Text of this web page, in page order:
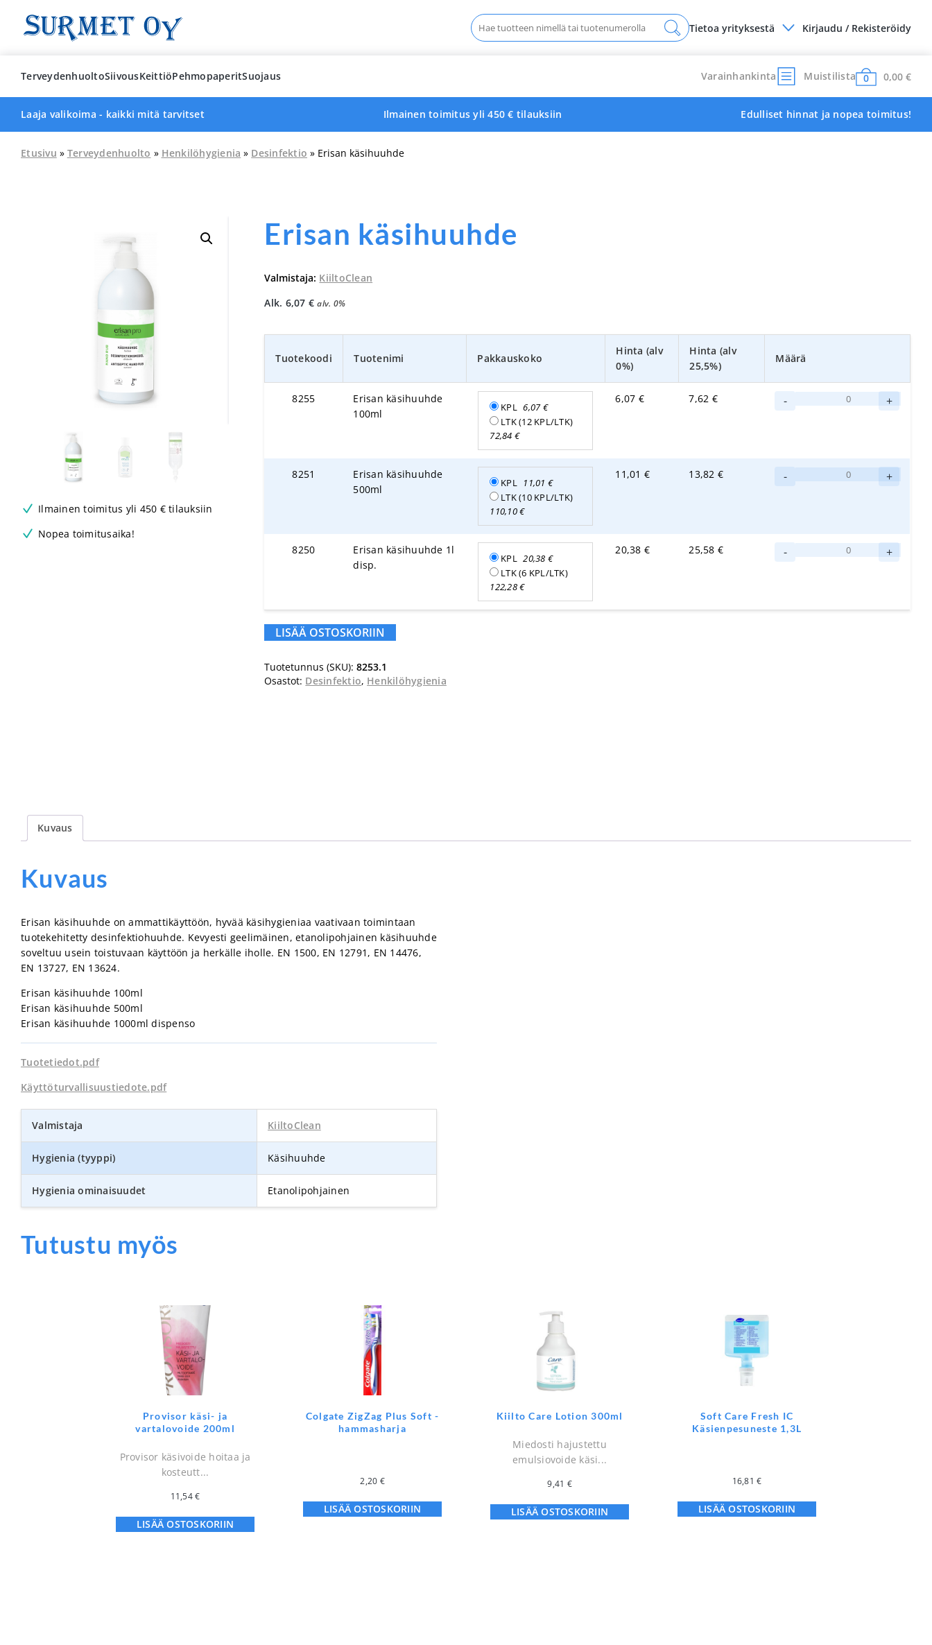
content
Haku:
Tietoa yrityksestä
Kirjaudu / Rekisteröidy
TerveydenhuoltoSiivousKeittiöPehmopaperitSuojaus Varainhankinta Muistilista 0 0,00 €
Laaja valikoima - kaikki mitä tarvitset Ilmainen toimitus yli 450 € tilauksiin Edulliset hinnat ja nopea toimitus!
Etusivu » Terveydenhuolto » Henkilöhygienia » Desinfektio » Erisan käsihuuhde
Ilmainen toimitus yli 450 € tilauksiin
Nopea toimitusaika!
Erisan käsihuuhde
Valmistaja: KiiltoClean
Alk. 6,07 € alv. 0%
Tuotekoodi Tuotenimi Pakkauskoko
Hinta (alv
0%)
Hinta (alv
25,5%)
Määrä
8255
Erisan käsihuuhde
100ml
KPL 6,07€
LTK (12 KPL/LTK)
72,84 €
6,07 € 7,62 € - +
8251
Erisan käsihuuhde
500ml
KPL 11,01 €
LTK (10 KPL/LTK)
110,10€
11,01 € 13,82 € - +
8250
Erisan käsihuuhde 1l
disp.
KPL 20,38 €
LTK (6 KPL/LTK)
122,28€
20,38 € 25,58 € -
määrä
+
LISÄÄ OSTOSKORIIN
Tuotetunnus (SKU):8253.1
Osastot: Desinfektio, Henkilöhygienia
Kuvaus
Kuvaus
Erisan käsihuuhde on ammattikäyttöön, hyvää käsihygieniaa vaativaan toimintaan
tuotekehitetty desinfektiohuuhde. Kevyesti geelimäinen, etanolipohjainen käsihuuhde
soveltuu usein toistuvaan käyttöön ja herkälle iholle. EN 1500, EN 12791, EN 14476,
EN 13727, EN 13624.
Erisan käsihuuhde 100ml
Erisan käsihuuhde 500ml
Erisan käsihuuhde 1000ml dispenso
Tuotetiedot.pdf
Käyttöturvallisuustiedote.pdf
Valmistaja KiiltoClean
Hygienia (tyyppi) Käsihuuhde
Hygienia ominaisuudet Etanolipohjainen
Tutustu myös
Provisor käsi- ja
vartalovoide 200ml
Provisor käsivoide hoitaa ja
kosteutt...
11,54€
LISÄÄ OSTOSKORIIN
Colgate ZigZag Plus Soft -
hammasharja
2,20 €
LISÄÄ OSTOSKORIIN
Kiilto Care Lotion 300ml
Miedosti hajustettu
emulsiovoide käsi...
9,41 €
LISÄÄ OSTOSKORIIN
Soft Care Fresh IC
Käsienpesuneste 1,3L
16,81€
LISÄÄ OSTOSKORIIN